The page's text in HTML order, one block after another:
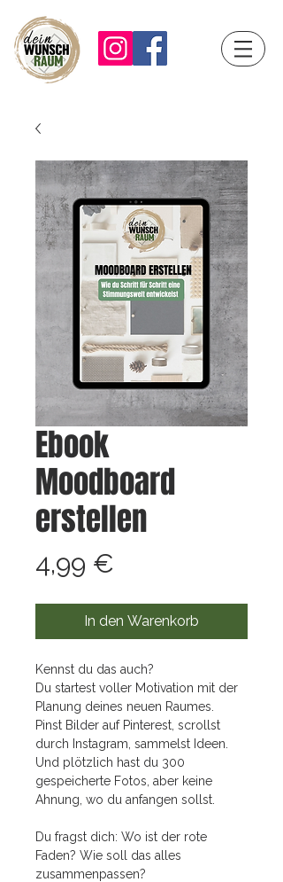
Ebook
Moodboard
erstellen
4,99 €
In den Warenkorb
Kennst du das auch?
Du startest voller Motivation mit der
Planung deines neuen Raumes.
Pinst Bilder auf Pinterest, scrollst
durch Instagram, sammelst Ideen.
Und plötzlich hast du 300
gespeicherte Fotos, aber keine
Ahnung, wo du anfangen sollst.
Du fragst dich: Wo ist der rote
Faden? Wie soll das alles
zusammenpassen?